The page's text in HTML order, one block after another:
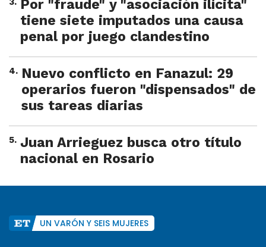
Por "fraude" y "asociación ilícita"
tiene siete imputados una causa
penal por juego clandestino
4. Nuevo conflicto en Fanazul: 29
operarios fueron "dispensados" de
sus tareas diarias
5. Juan Arrieguez busca otro título
nacional en Rosario
UN VARÓN Y SEIS MUJERES